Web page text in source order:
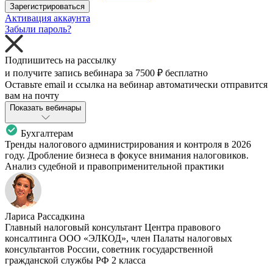
Зарегистрироваться
Активация аккаунта
Забыли пароль?
Подпишитесь на рассылку
и получите запись вебинара за 7500 ₽ бесплатно
Оставьте email и ссылка на вебинар автоматически отправится
вам на почту
Показать вебинары
Бухгалтерам
Тренды налогового администрирования и контроля в 2026
году. Дробление бизнеса в фокусе внимания налоговиков.
Анализ судебной и правоприменительной практики
Лариса Рассадкина
Главный налоговый консультант Центра правового
консалтинга ООО «ЭЛКОД», член Палаты налоговых
консультантов России, советник государственной
гражданской службы РФ 2 класса